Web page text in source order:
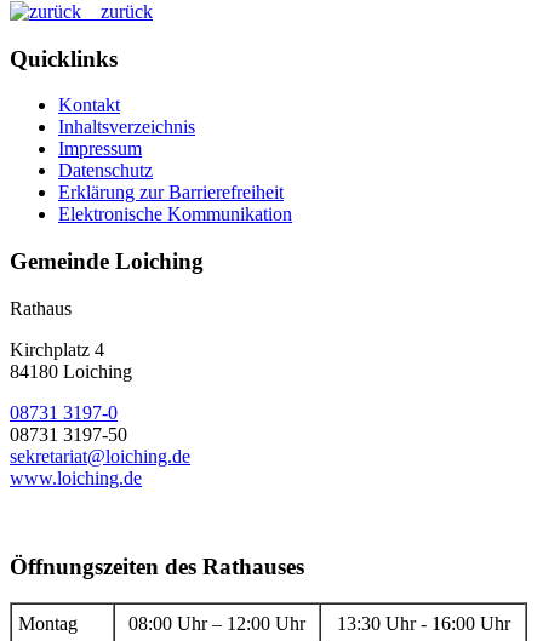
zurück
Quicklinks
Kontakt
Inhaltsverzeichnis
Impressum
Datenschutz
Erklärung zur Barrierefreiheit
Elektronische Kommunikation
Gemeinde Loiching
Rathaus
Kirchplatz 4
84180 Loiching
08731 3197-0
08731 3197-50
sekretariat@loiching.de
www.loiching.de
Öffnungszeiten des Rathauses
Montag 08:00 Uhr – 12:00 Uhr
13:30 Uhr - 16:00 Uhr